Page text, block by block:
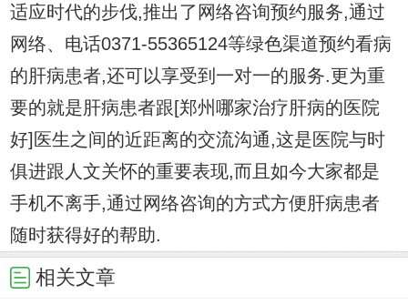
适应时代的步伐,推出了网络咨询预约服务,通过
网络、电话0371-55365124等绿色渠道预约看病
的肝病患者,还可以享受到一对一的服务.更为重
要的就是肝病患者跟[郑州哪家治疗肝病的医院
好]医生之间的近距离的交流沟通,这是医院与时
俱进跟人文关怀的重要表现,而且如今大家都是
手机不离手,通过网络咨询的方式方便肝病患者
随时获得好的帮助.
相关文章